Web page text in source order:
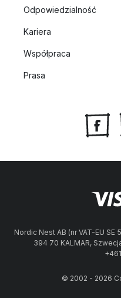
Odpowiedzialność
Kariera
Współpraca
Prasa
Nordic Nest AB (nr VAT-EU
394 70 KALMAR,
© 2002 - 2026